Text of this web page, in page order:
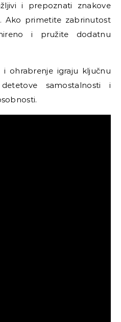
i prepoznati znakove
Ako primetite zabrinutost
i pružite dodatnu
i ohrabrenje igraju ključnu
samostalnosti i